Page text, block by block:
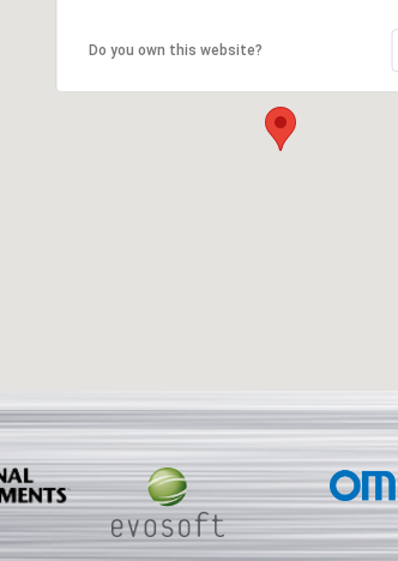
Do you own this website?